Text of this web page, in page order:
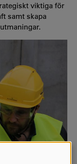
viktiga för
samt skapa